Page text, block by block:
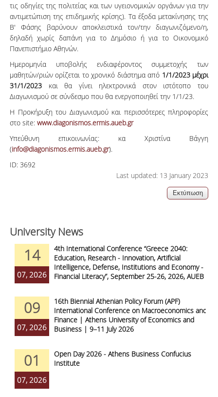
τις οδηγίες της πολιτείας και των υγειονομικών οργάνων για την
αντιμετώπιση της επιδημικής κρίσης). Τα έξοδα μετακίνησης της
Β' Φάσης βαρύνουν αποκλειστικά τον/την διαγωνιζόμενο/η,
δηλαδή χωρίς δαπάνη για το Δημόσιο ή για το Οικονομικό
Πανεπιστήμιο Αθηνών.
Ημερομηνία υποβολής ενδιαφέροντος συμμετοχής των
μαθητών/ριών ορίζεται το χρονικό διάστημα από 1/1/2023 μέχρι
31/1/2023 και θα γίνει ηλεκτρονικά στον ιστότοπο του
Διαγωνισμού σε σύνδεσμο που θα ενεργοποιηθεί την 1/1/23.
Η Προκήρυξη του Διαγωνισμού και περισσότερες πληροφορίες
στο site: www.diagonismos.ermis.aueb.gr
Υπεύθυνη επικοινωνίας: κα Χριστίνα Βάγγη
(info@diagonismos.ermis.aueb.gr).
ID: 3692
Last updated: 13 January 2023
University News
14
07, 2026
4th International Conference “Greece 2040:
Education, Research - Innovation, Artificial
Intelligence, Defense, Institutions and Economy -
Financial Literacy”, September 25-26, 2026, AUEB
09
07, 2026
16th Biennial Athenian Policy Forum (APF)
International Conference on Macroeconomics and
Finance | Athens University of Economics and
Business | 9–11 July 2026
01
07, 2026
Open Day 2026 - Athens Business Confucius
Institute